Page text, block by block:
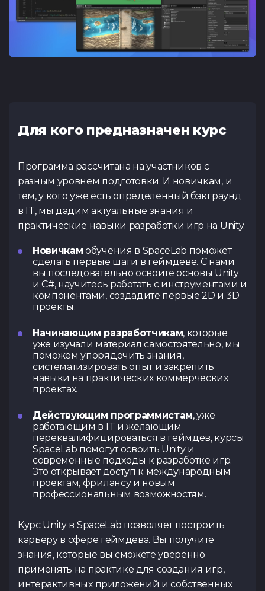
Для кого предназначен курс
Программа рассчитана на участников с
разным уровнем подготовки. И новичкам, и
тем, у кого уже есть определенный бэкграунд
в IT, мы дадим актуальные знания и
практические навыки разработки игр на Unity.
Новичкам обучения в SpaceLab поможет
сделать первые шаги в геймдеве. С нами
вы последовательно освоите основы Unity
и C#, научитесь работать с инструментами и
компонентами, создадите первые 2D и 3D
проекты.
Начинающим разработчикам, которые
уже изучали материал самостоятельно, мы
поможем упорядочить знания,
систематизировать опыт и закрепить
навыки на практических коммерческих
проектах.
Действующим программистам, уже
работающим в IT и желающим
переквалифицироваться в геймдев, курсы
SpaceLab помогут освоить Unity и
современные подходы к разработке игр.
Это открывает доступ к международным
проектам, фрилансу и новым
профессиональным возможностям.
Курс Unity в SpaceLab позволяет построить
карьеру в сфере геймдева. Вы получите
знания, которые вы сможете уверенно
применять на практике для создания игр,
интерактивных приложений и собственных